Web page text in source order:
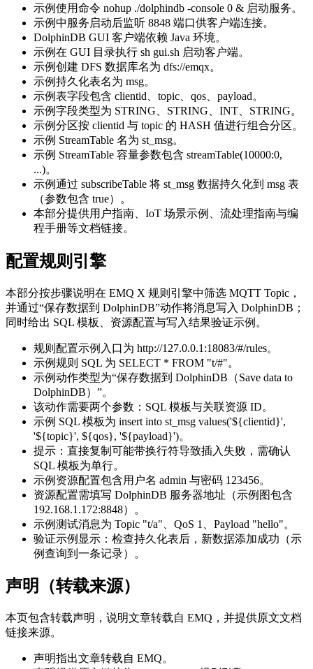
示例使用命令 nohup ./dolphindb -console 0 & 启动服务。
示例中服务启动后监听 8848 端口供客户端连接。
DolphinDB GUI 客户端依赖 Java 环境。
示例在 GUI 目录执行 sh gui.sh 启动客户端。
示例创建 DFS 数据库名为 dfs://emqx。
示例持久化表名为 msg。
示例表字段包含 clientid、topic、qos、payload。
示例字段类型为 STRING、STRING、INT、STRING。
示例分区按 clientid 与 topic 的 HASH 值进行组合分区。
示例 StreamTable 名为 st_msg。
示例 StreamTable 容量参数包含 streamTable(10000:0,
...)。
示例通过 subscribeTable 将 st_msg 数据持久化到 msg 表
（参数包含 true）。
本部分提供用户指南、IoT 场景示例、流处理指南与编
程手册等文档链接。
配置规则引擎
本部分按步骤说明在 EMQ X 规则引擎中筛选 MQTT Topic，
并通过“保存数据到 DolphinDB”动作将消息写入 DolphinDB；
同时给出 SQL 模板、资源配置与写入结果验证示例。
规则配置示例入口为 http://127.0.0.1:18083/#/rules。
示例规则 SQL 为 SELECT * FROM "t/#"。
示例动作类型为“保存数据到 DolphinDB（Save data to
DolphinDB）”。
该动作需要两个参数：SQL 模板与关联资源 ID。
示例 SQL 模板为 insert into st_msg values('${clientid}',
'${topic}', ${qos}, '${payload}')。
提示：直接复制可能带换行符导致插入失败，需确认
SQL 模板为单行。
示例资源配置包含用户名 admin 与密码 123456。
资源配置需填写 DolphinDB 服务器地址（示例图包含
192.168.1.172:8848）。
示例测试消息为 Topic "t/a"、QoS 1、Payload "hello"。
验证示例显示：检查持久化表后，新数据添加成功（示
例查询到一条记录）。
声明（转载来源）
本页包含转载声明，说明文章转载自 EMQ，并提供原文文档
链接来源。
声明指出文章转载自 EMQ。